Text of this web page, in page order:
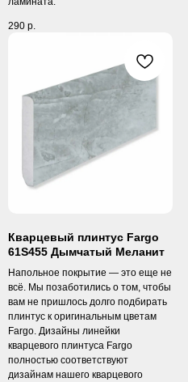
290 р.
Кварцевый плинтус Fargo
61S455 Дымчатый Меланит
Напольное покрытие — это еще не
всё. Мы позаботились о том, чтобы
вам не пришлось долго подбирать
плинтус к оригинальным цветам
Fargo. Дизайны линейки
кварцевого плинтуса Fargo
полностью соответствуют
дизайнам нашего кварцевого